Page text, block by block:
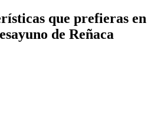
que prefieras en
de Reñaca